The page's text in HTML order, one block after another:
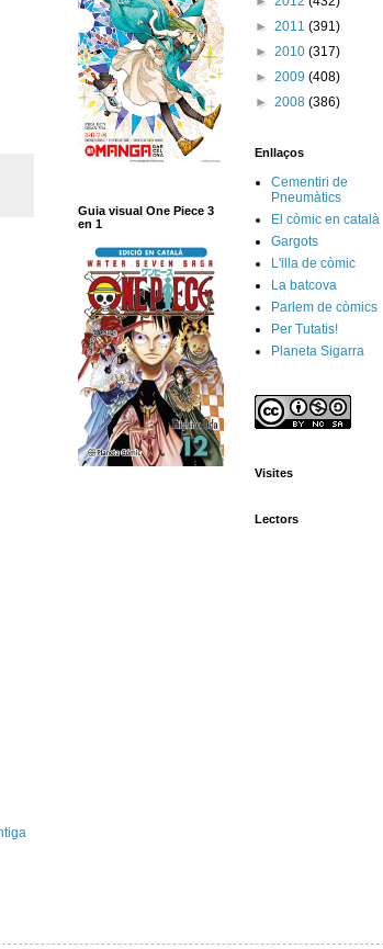
Guia visual One Piece 3
en 1
► 2011 (391)
► 2010 (317)
► 2009 (408)
► 2008 (386)
Enllaços
Cementiri de
Pneumàtics
El còmic en català
Gargots
L'illa de còmic
La batcova
Parlem de còmics
Per Tutatis!
Planeta Sigarra
Visites
Lectors